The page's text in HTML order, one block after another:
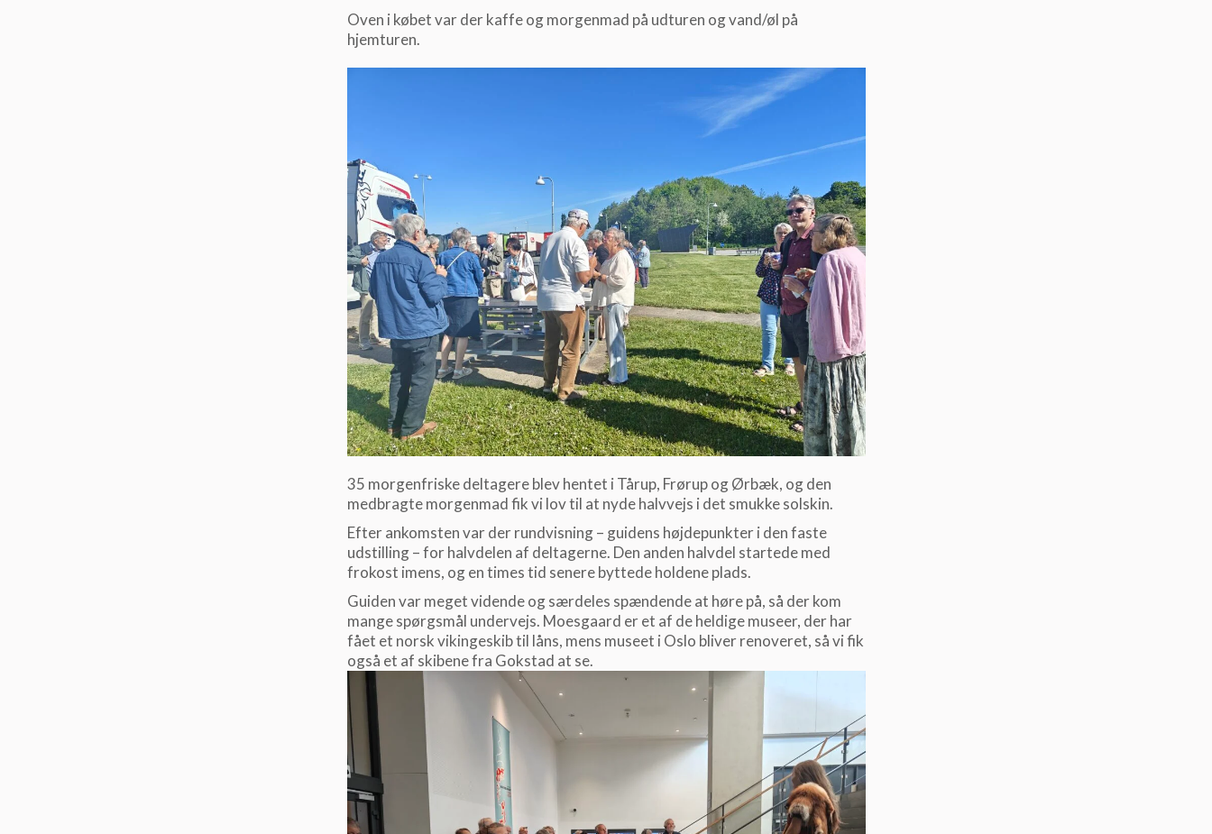
Oven i købet var der kaffe og morgenmad på udturen og vand/øl på
hjemturen.
35 morgenfriske deltagere blev hentet i Tårup, Frørup og Ørbæk, og den
medbragte morgenmad fik vi lov til at nyde halvvejs i det smukke solskin.
Efter ankomsten var der rundvisning – guidens højdepunkter i den faste
udstilling – for halvdelen af deltagerne. Den anden halvdel startede med
frokost imens, og en times tid senere byttede holdene plads.
Guiden var meget vidende og særdeles spændende at høre på, så der kom
mange spørgsmål undervejs. Moesgaard er et af de heldige museer, der har
fået et norsk vikingeskib til låns, mens museet i Oslo bliver renoveret, så vi fik
også et af skibene fra Gokstad at se.